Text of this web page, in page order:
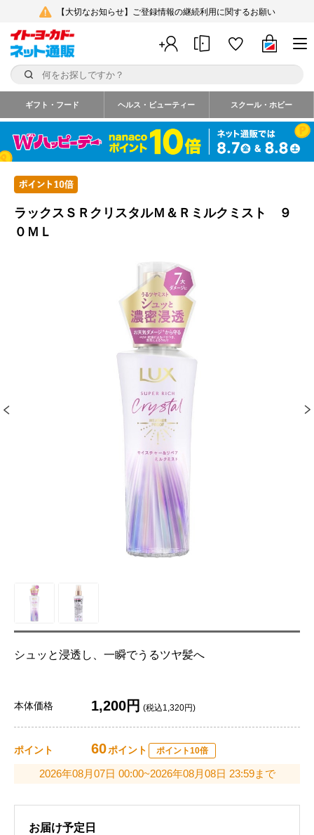
【大切なお知らせ】ご登録情報の継続利用に関するお願い
ギフト・フード ヘルス・ビューティー スクール・ホビー
ラックスＳＲクリスタルＭ＆Ｒミルクミスト ９
０ＭＬ
シュッと浸透し、一瞬でうるツヤ髪へ
本体価格 1,200円 (税込1,320円)
ポイント 60ポイント ポイント10倍
2026年08月07日 00:00~2026年08月08日 23:59まで
お届け予定日